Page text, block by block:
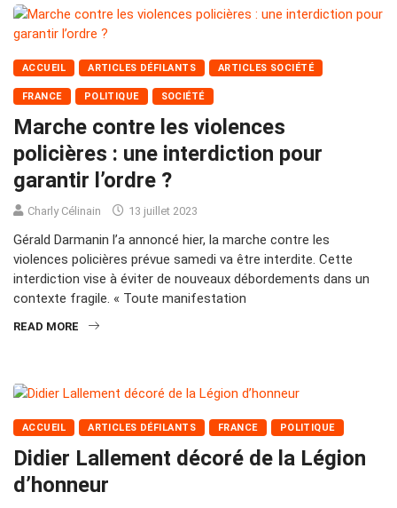
ACCUEIL ARTICLES DÉFILANTS ARTICLES SOCIÉTÉ
FRANCE POLITIQUE SOCIÉTÉ
Marche contre les violences
policières : une interdiction pour
garantir l’ordre ?
Charly Célinain 13 juillet 2023
Gérald Darmanin l’a annoncé hier, la marche contre les
violences policières prévue samedi va être interdite. Cette
interdiction vise à éviter de nouveaux débordements dans un
contexte fragile. « Toute manifestation
READ MORE
ACCUEIL ARTICLES DÉFILANTS FRANCE POLITIQUE
Didier Lallement décoré de la Légion
d’honneur